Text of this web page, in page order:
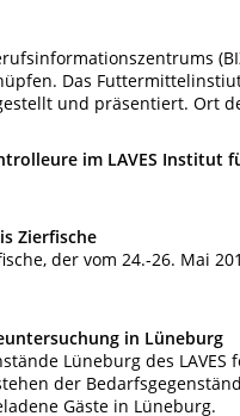
Das
und präsentiert. Ort
im LAVES Institut
Zierfische
der vom 24.-26. Mai
in Lüneburg
Lüneburg des
der
Gäste in Lüneburg.